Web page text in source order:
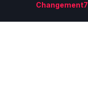
Changement7